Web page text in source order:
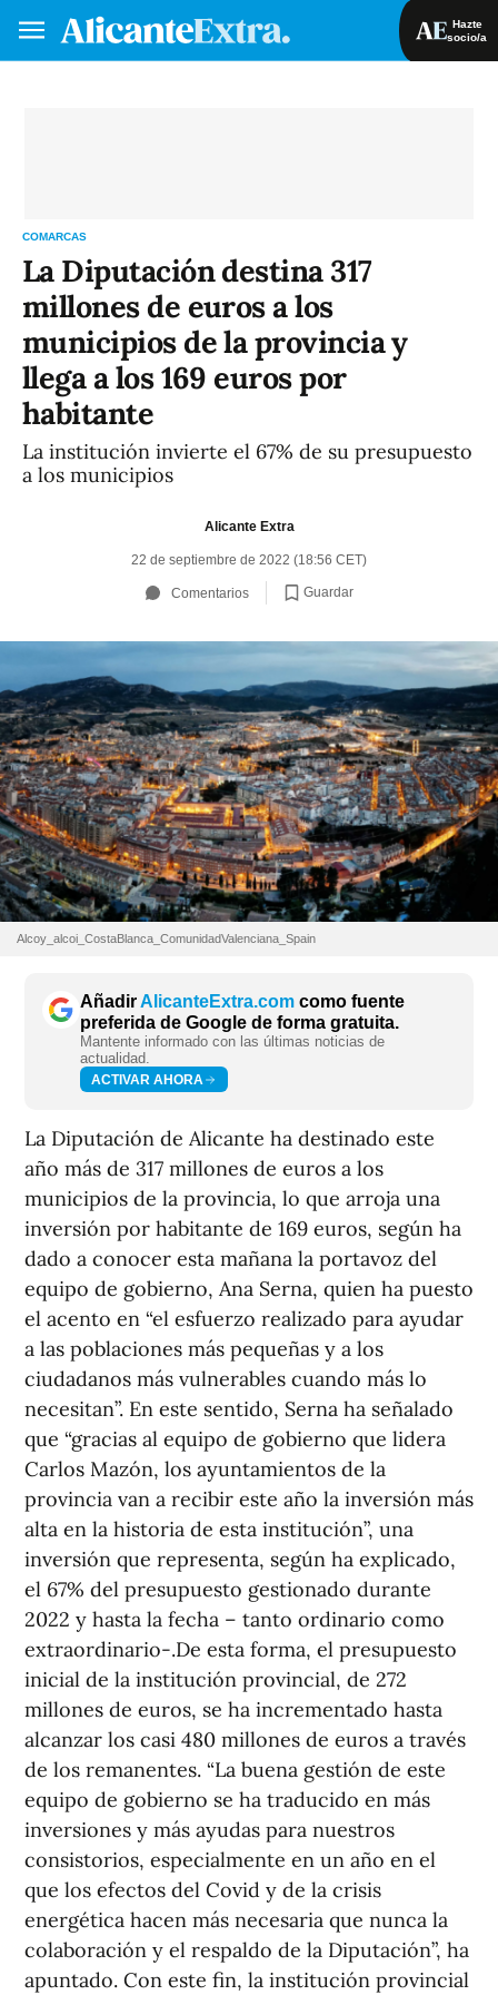
Hazte
socio/a
COMARCAS
La Diputación destina 317
millones de euros a los
municipios de la provincia y
llega a los 169 euros por
habitante
La institución invierte el 67% de su presupuesto
a los municipios
Alicante Extra
22 de septiembre de 2022 (18:56 CET)
Comentarios Guardar
Alcoy_alcoi_CostaBlanca_ComunidadValenciana_Spain
AñadirAlicanteExtra.com como fuente
preferida de Google de forma gratuita.
Mantente informado con las últimas noticias de
actualidad.
ACTIVAR AHORA
La Diputación de Alicante ha destinado este
año más de 317 millones de euros a los
municipios de la provincia, lo que arroja una
inversión por habitante de 169 euros, según ha
dado a conocer esta mañana la portavoz del
equipo de gobierno, Ana Serna, quien ha puesto
el acento en “el esfuerzo realizado para ayudar
a las poblaciones más pequeñas y a los
ciudadanos más vulnerables cuando más lo
necesitan”. En este sentido, Serna ha señalado
que “gracias al equipo de gobierno que lidera
Carlos Mazón, los ayuntamientos de la
provincia van a recibir este año la inversión más
alta en la historia de esta institución”, una
inversión que representa, según ha explicado,
el 67% del presupuesto gestionado durante
2022 y hasta la fecha – tanto ordinario como
extraordinario-.De esta forma, el presupuesto
inicial de la institución provincial, de 272
millones de euros, se ha incrementado hasta
alcanzar los casi 480 millones de euros a través
de los remanentes. “La buena gestión de este
equipo de gobierno se ha traducido en más
inversiones y más ayudas para nuestros
consistorios, especialmente en un año en el
que los efectos del Covid y de la crisis
energética hacen más necesaria que nunca la
colaboración y el respaldo de la Diputación”, ha
apuntado. Con este fin, la institución provincial